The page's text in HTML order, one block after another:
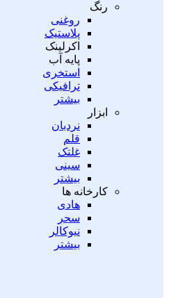
رنگ
روغنی
پلاستیک
اکرلینک
پایه آب
استخری
ترافیکی
بیشتر
ابزار
نردبان
قلم
غلتک
سینی
بیشتر
کارخانه ها
هادی
سحر
نیوکالر
بیشتر